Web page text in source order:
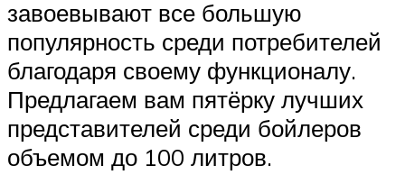
завоевывают все большую
популярность среди потребителей
благодаря своему функционалу.
Предлагаем вам пятёрку лучших
представителей среди бойлеров
объемом до 100 литров.